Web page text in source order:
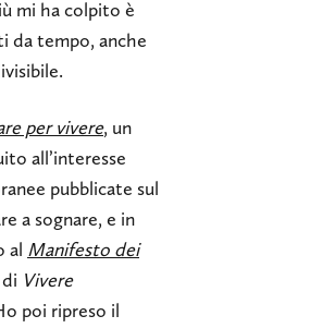
mi ha colpito è
da tempo, anche
per vivere, un
all’interesse
pubblicate sul
a sognare, e in
al Manifesto dei
Vivere
poi ripreso il